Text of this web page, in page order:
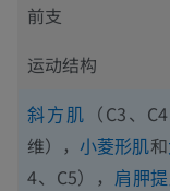
前支
运动结构
斜方肌 （C3、
维），小菱形肌和
4、C5）， 肩胛